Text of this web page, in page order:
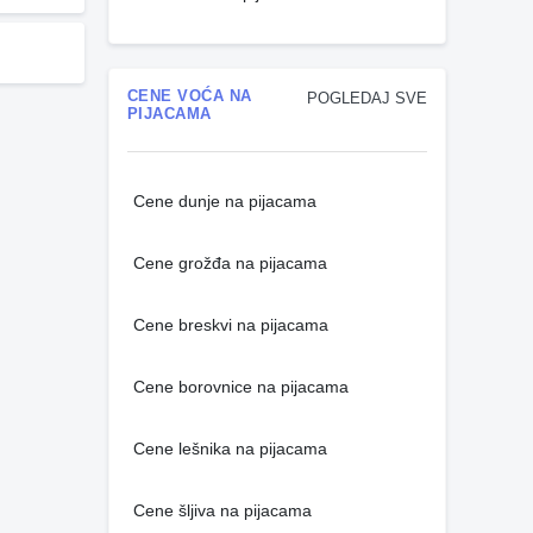
POGLEDAJ SVE
CENE VOĆA NA
PIJACAMA
Cene dunje na pijacama
Cene grožđa na pijacama
Cene breskvi na pijacama
Cene borovnice na pijacama
Cene lešnika na pijacama
Cene šljiva na pijacama